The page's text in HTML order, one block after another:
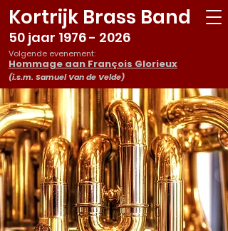
Kortrijk Brass Band
50 jaar 1976 - 2026
Hommage aan François Glorieux
(i.s.m. Samuel Van de Velde)
Volgende evenement: